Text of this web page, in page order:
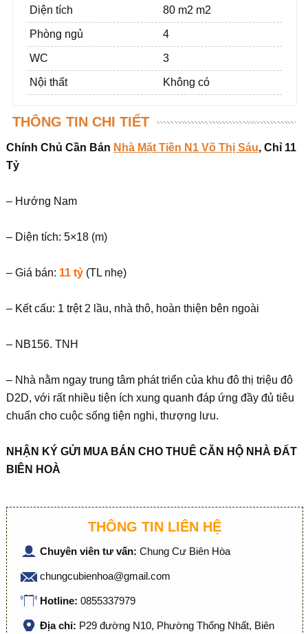
Diện tích 80 m2 m2
Phòng ngủ 4
WC 3
Nội thất Không có
THÔNG TIN CHI TIẾT
Chính Chủ Cần Bán Nhà Mặt Tiền N1 Võ Thị Sáu, Chỉ 11
Tỷ
– Hướng Nam
– Diện tích: 5×18 (m)
– Giá bán: 11 tỷ(TL nhẹ)
– Kết cấu: 1 trệt 2 lầu, nhà thô, hoàn thiện bên ngoài
– NB156. TNH
– Nhà nằm ngay trung tâm phát triển của khu đô thị triệu đô
D2D, với rất nhiều tiện ích xung quanh đáp ứng đầy đủ tiêu
chuẩn cho cuộc sống tiện nghi, thượng lưu.
NHẬN KÝ GỬI MUA BÁN CHO THUÊ CĂN HỘ NHÀ ĐẤT
BIÊN HOÀ
THÔNG TIN LIÊN HỆ
Chuyên viên tư vấn: Chung Cư Biên Hòa
chungcubienhoa@gmail.com
Hotline: 0855337979
Địa chỉ: P29 đường N10, Phường Thống Nhất, Biên